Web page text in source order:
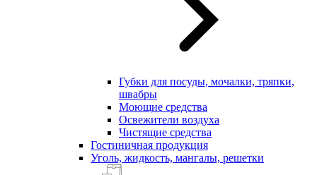
Губки для посуды, мочалки, тряпки,
швабры
Моющие средства
Освежители воздуха
Чистящие средства
Гостиничная продукция
Уголь, жидкость, мангалы, решетки